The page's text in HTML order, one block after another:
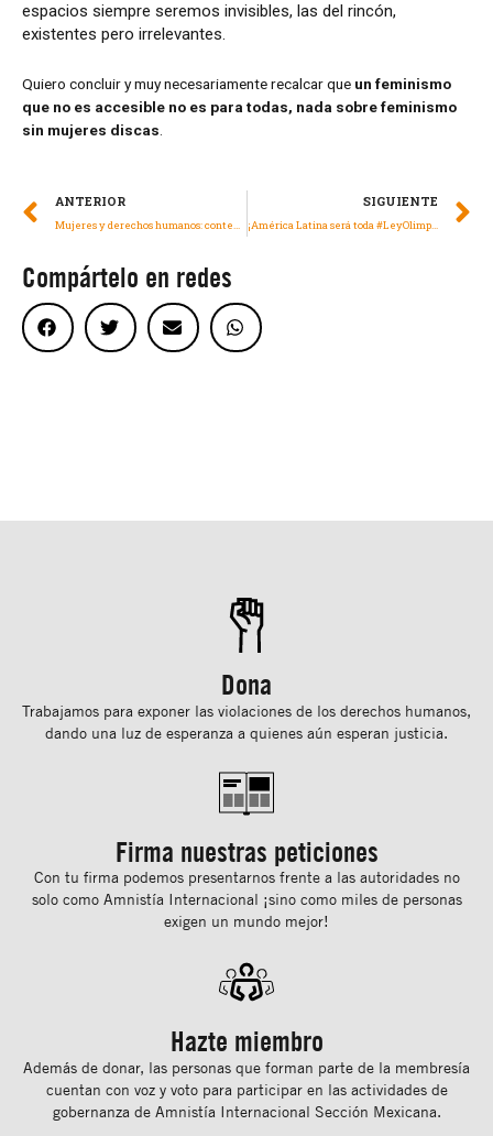
espacios siempre seremos invisibles, las del rincón,
existentes pero irrelevantes.
Quiero concluir y muy necesariamente recalcar que un feminismo
que no es accesible no es para todas, nada sobre feminismo
sin mujeres discas
ANTERIOR
Mujeres y derechos humanos: contextos y desafíos al rededor del mundo
SIGUIENTE
¡América Latina será toda #LeyOlimpia!
Compártelo en redes
Dona
Trabajamos para exponer las violaciones de los derechos humanos,
dando una luz de esperanza a quienes aún esperan justicia.
Firma nuestras peticiones
Con tu ﬁrma podemos presentarnos frente a las autoridades no
solo como Amnistía Internacional ¡sino como miles de personas
exigen un mundo mejor!
Hazte miembro
Además de donar, las personas que forman parte de la membresía
cuentan con voz y voto para participar en las actividades de
gobernanza de Amnistía Internacional Sección Mexicana.